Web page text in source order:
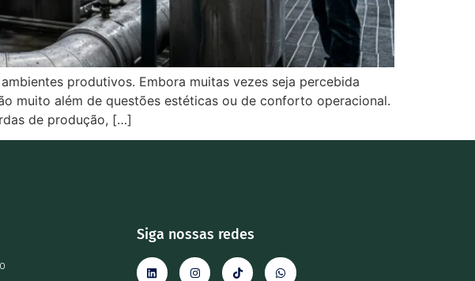
produtivos. Embora muitas vezes seja percebida
muito além de questões estéticas ou de conforto operacional.
de produção, […]
Siga nossas redes